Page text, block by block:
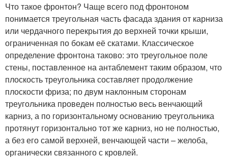
Что такое фронтон? Чаще всего под фронтоном
понимается треугольная часть фасада здания от карниза
или чердачного перекрытия до верхней точки крыши,
ограниченная по бокам её скатами. Классическое
определение фронтона таково: это треугольное поле
стены, поставленное на антаблемент таким образом, что
плоскость треугольника составляет продолжение
плоскости фриза; по двум наклонным сторонам
треугольника проведен полностью весь венчающий
карниз, а по горизонтальному основанию треугольника
протянут горизонтально тот же карниз, но не полностью,
а без его самой верхней, венчающей части – желоба,
органически связанного с кровлей.